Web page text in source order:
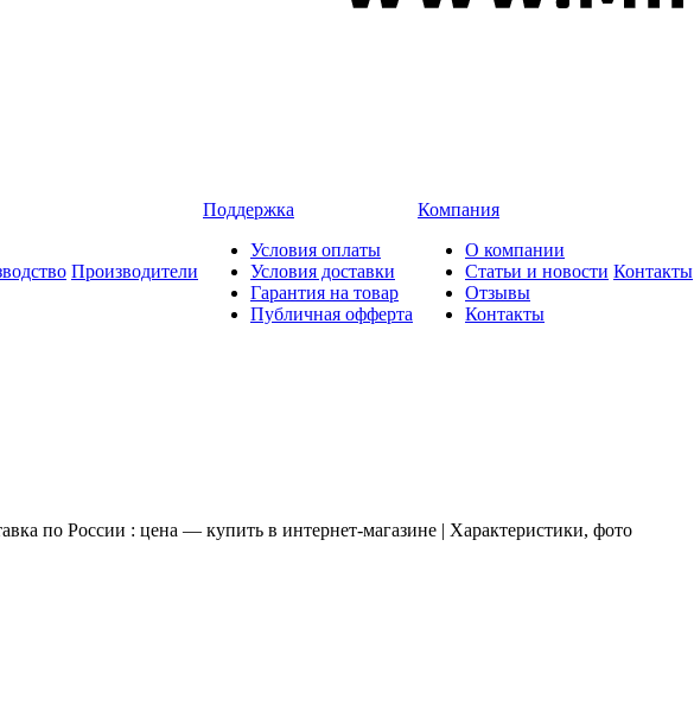
Производители
Поддержка
Условия оплаты
Условия доставки
Гарантия на товар
Публичная офферта
Компания
О компании
Статьи и новости
Отзывы
Контакты
Контакты
по России : цена — купить в интернет-магазине | Характеристики, фото